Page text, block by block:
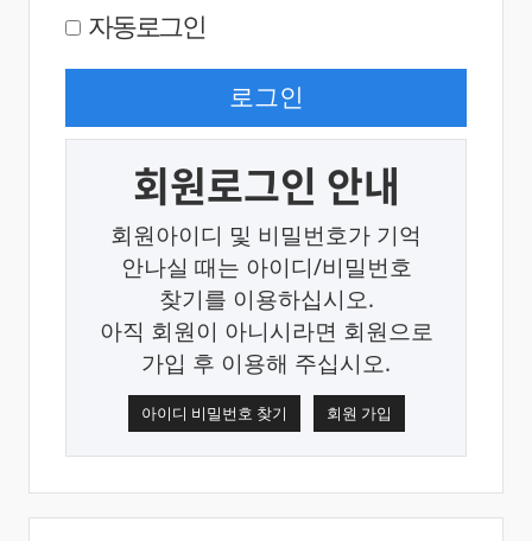
자동로그인
로그인
회원로그인 안내
회원아이디 및 비밀번호가 기억
안나실 때는 아이디/비밀번호
찾기를 이용하십시오.
아직 회원이 아니시라면 회원으로
가입 후 이용해 주십시오.
아이디 비밀번호 찾기 회원 가입